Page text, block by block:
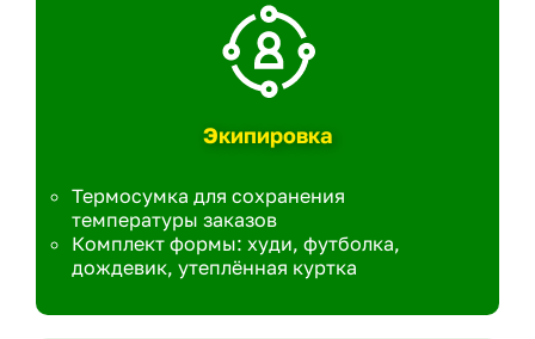
Экипировка
Термосумка для сохранения
температуры заказов
Комплект формы: худи, футболка,
дождевик, утеплённая куртка